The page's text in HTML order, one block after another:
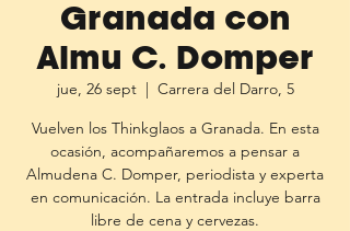
Granada con
Almu C. Domper
jue, 26 sept
  |
Carrera del Darro, 5
Vuelven los Thinkglaos a Granada. En esta
ocasión, acompañaremos a pensar a
Almudena C. Domper, periodista y experta
en comunicación. La entrada incluye barra
libre de cena y cervezas.